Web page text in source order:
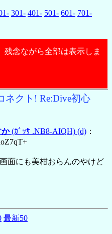
301- 401- 501- 601- 701-
残念ながら全部は表示しま
ネクト! Re:Dive初心
か(ｶﾞｯｻ .NB8-AIQH) (d) ：
面にも美柑おらんのやけど
最新50